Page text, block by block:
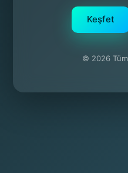
Keşfet
© 2026 Tüm